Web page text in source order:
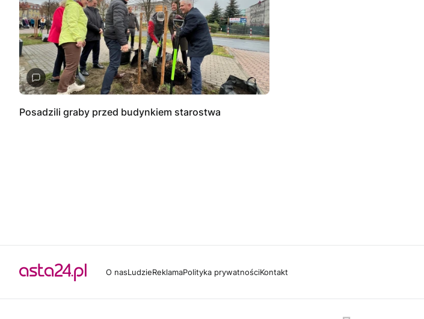
Posadzili graby przed budynkiem starostwa
O nasLudzieReklamaPolityka prywatnościKontakt